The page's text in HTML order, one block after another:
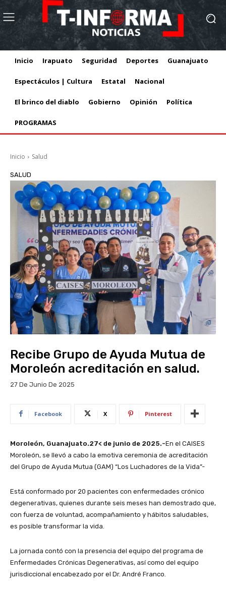
Inicio Irapuato Seguridad Deportes Guanajuato
Espectáculos | Cultura Estatal Nacional
El brinco del diablo Gobierno Opinión Política
PROGRAMAS
Inicio Salud
SALUD
Recibe Grupo de Ayuda Mutua de
Moroleón acreditación en salud.
27 De Junio De 2025
Facebook X Pinterest
Moroleón, Guanajuato.27< de junio de 2025.-En el CAISES
Moroleón, se llevó a cabo la emotiva ceremonia de acreditación
del Grupo de Ayuda Mutua (GAM) “Los Luchadores de la Vida”-
Está conformado por 20 pacientes con enfermedades crónico
degenerativas, quienes durante seis meses han demostrado que,
con fuerza de voluntad, acompañamiento y hábitos saludables,
es posible transformar la vida.
La jornada contó con la presencia del equipo del programa de
Enfermedades Crónicas Degenerativas, así como del equipo
jurisdiccional encabezado por el Dr. André Franco.